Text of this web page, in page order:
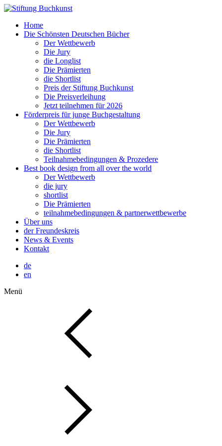
Home
Die Schönsten Deutschen Bücher
Der Wettbewerb
Die Jury
die Longlist
Die Prämierten
die Shortlist
Preis der Stiftung Buchkunst
Die Preisverleihung
Jetzt teilnehmen für 2026
Förderpreis für junge Buchgestaltung
Der Wettbewerb
Die Jury
Die Prämierten
die Shortlist
Teilnahmebedingungen & Prozedere
Best book design from all over the world
Der Wettbewerb
die jury
shortlist
Die Prämierten
teilnahmebedingungen & partnerwettbewerbe
Über uns
der Freundeskreis
News & Events
Kontakt
de
en
Menü